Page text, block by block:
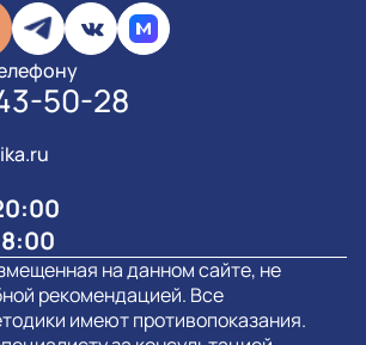
50-28
на данном сайте, не
рекомендацией. Все
имеют противопоказания.